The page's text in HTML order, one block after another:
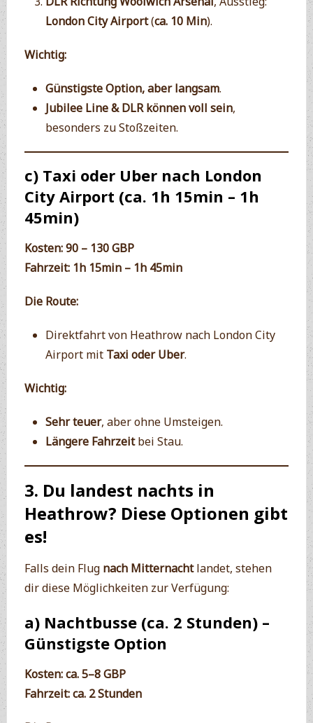
London City Airport(ca. 10 Min).
Wichtig:
Günstigste Option, aber langsam.
Jubilee Line & DLR können voll sein,
besonders zu Stoßzeiten.
c) Taxi oder Uber nach London
City Airport (ca. 1h 15min – 1h
45min)
Kosten:90 – 130 GBP
Fahrzeit: 1h 15min – 1h 45min
Die Route:
Direktfahrt von Heathrow nach London City
Airport mit Taxi oder Uber.
Wichtig:
Sehr teuer, aber ohne Umsteigen.
Längere Fahrzeitbei Stau.
3. Du landest nachts in
Heathrow? Diese Optionen gibt
es!
Falls dein Flug nach Mitternachtlandet, stehen
dir diese Möglichkeiten zur Verfügung:
a) Nachtbusse (ca. 2 Stunden) –
Günstigste Option
Kosten:ca. 5–8 GBP
Fahrzeit:ca. 2 Stunden